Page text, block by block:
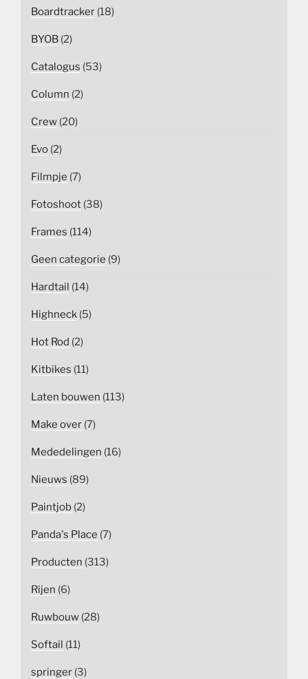
Boardtracker (18)
BYOB (2)
Catalogus (53)
Column (2)
Crew (20)
Evo (2)
Filmpje (7)
Fotoshoot (38)
Frames (114)
Geen categorie (9)
Hardtail (14)
Highneck (5)
Hot Rod (2)
Kitbikes (11)
Laten bouwen (113)
Make over (7)
Mededelingen (16)
Nieuws (89)
Paintjob (2)
Panda's Place (7)
Producten (313)
Rijen (6)
Ruwbouw (28)
Softail (11)
springer (3)